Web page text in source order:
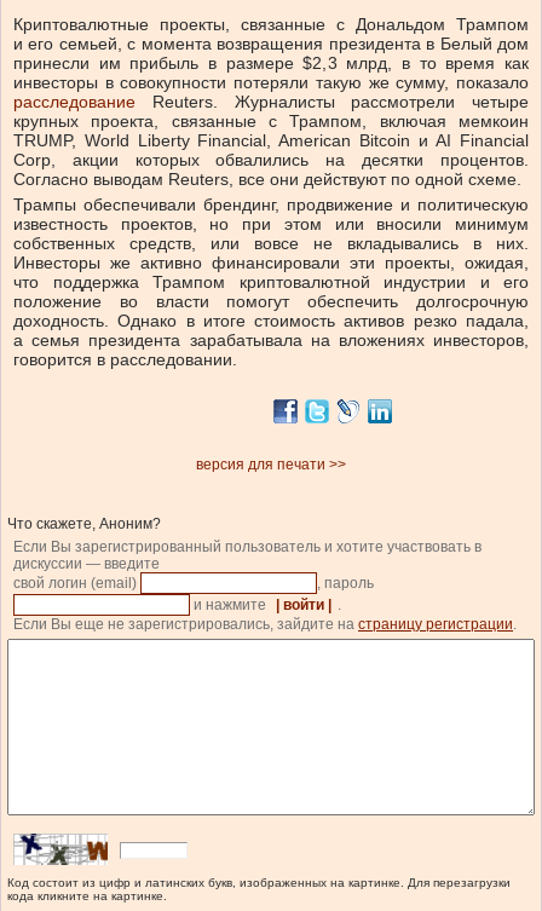
Криптовалютные проекты, связанные с Дональдом Трампом
и его семьей, с момента возвращения президента в Белый дом
принесли им прибыль в размере $2,3 млрд, в то время как
инвесторы в совокупности потеряли такую же сумму, показало
расследование Reuters. Журналисты рассмотрели четыре
крупных проекта, связанные с Трампом, включая мемкоин
TRUMP, World Liberty Financial, American Bitcoin и AI Financial
Corp, акции которых обвалились на десятки процентов.
Согласно выводам Reuters, все они действуют по одной схеме.
Трампы обеспечивали брендинг, продвижение и политическую
известность проектов, но при этом или вносили минимум
собственных средств, или вовсе не вкладывались в них.
Инвесторы же активно финансировали эти проекты, ожидая,
что поддержка Трампом криптовалютной индустрии и его
положение во власти помогут обеспечить долгосрочную
доходность. Однако в итоге стоимость активов резко падала,
а семья президента зарабатывала на вложениях инвесторов,
говорится в расследовании.
версия для печати >>
Что скажете, Аноним?
Если Вы зарегистрированный пользователь и хотите участвовать в
дискуссии — введите
свой логин (email)
, пароль
и нажмите
| войти |
.
Если Вы еще не зарегистрировались, зайдите на страницу регистрации.
Код состоит из цифр и латинских букв, изображенных на картинке. Для перезагрузки
кода кликните на картинке.